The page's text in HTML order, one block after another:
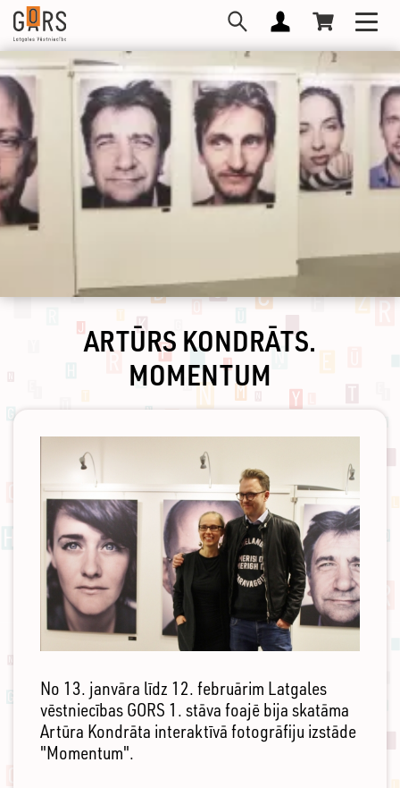
Pārlekt
galveno
saturu
ARTŪRS KONDRĀTS.
MOMENTUM
No 13. janvāra līdz 12. februārim Latgales
vēstniecības GORS 1. stāva foajē bija skatāma
Artūra Kondrāta interaktīvā fotogrāfiju izstāde
"Momentum".